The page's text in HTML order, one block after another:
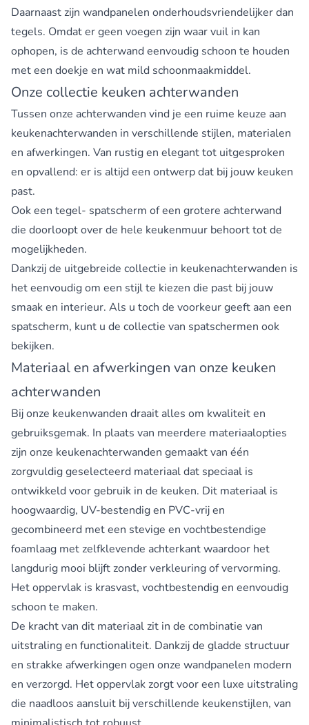
Daarnaast zijn wandpanelen onderhoudsvriendelijker dan
tegels. Omdat er geen voegen zijn waar vuil in kan
ophopen, is de achterwand eenvoudig schoon te houden
met een doekje en wat mild schoonmaakmiddel.
Onze collectie keuken achterwanden
Tussen onze achterwanden vind je een ruime keuze aan
keukenachterwanden in verschillende stijlen, materialen
en afwerkingen. Van rustig en elegant tot uitgesproken
en opvallend: er is altijd een ontwerp dat bij jouw keuken
past.
Ook een tegel- spatscherm of een grotere achterwand
die doorloopt over de hele keukenmuur behoort tot de
mogelijkheden.
Dankzij de uitgebreide collectie in keukenachterwanden is
het eenvoudig om een stijl te kiezen die past bij jouw
smaak en interieur. Als u toch de voorkeur geeft aan een
spatscherm, kunt u de collectie van spatschermen ook
bekijken.
Materiaal en afwerkingen van onze keuken
achterwanden
Bij onze keukenwanden draait alles om kwaliteit en
gebruiksgemak. In plaats van meerdere materiaalopties
zijn onze keukenachterwanden gemaakt van één
zorgvuldig geselecteerd materiaal dat speciaal is
ontwikkeld voor gebruik in de keuken. Dit materiaal is
hoogwaardig, UV-bestendig en PVC-vrij en
gecombineerd met een stevige en vochtbestendige
foamlaag met zelfklevende achterkant waardoor het
langdurig mooi blijft zonder verkleuring of vervorming.
Het oppervlak is krasvast, vochtbestendig en eenvoudig
schoon te maken.
De kracht van dit materiaal zit in de combinatie van
uitstraling en functionaliteit. Dankzij de gladde structuur
en strakke afwerkingen ogen onze wandpanelen modern
en verzorgd. Het oppervlak zorgt voor een luxe uitstraling
die naadloos aansluit bij verschillende keukenstijlen, van